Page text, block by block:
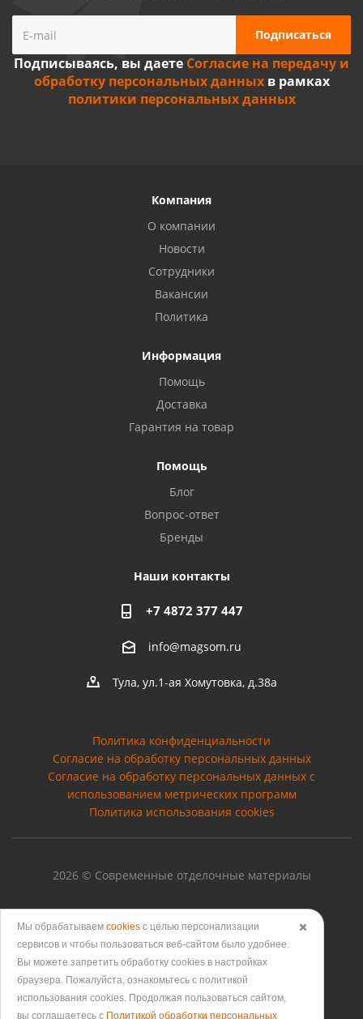
Подписываясь, вы даете Согласие на передачу и
обработку персональных данныхв рамках
политики персональных данных
Компания
О компании
Новости
Сотрудники
Вакансии
Политика
Информация
Помощь
Доставка
Гарантия на товар
Помощь
Блог
Вопрос-ответ
Бренды
Наши контакты
+7 4872 377 447
info@magsom.ru
Тула, ул.1-ая Хомутовка, д.38а
Политика конфиденциальности
Согласие на обработку персональных данных
Cогласие на обработку персональных данных с
использованием метрических программ
Политика использования cookies
2026 © Современные отделочные материалы
Версия для печати
✖️
Мы обрабатываем cookies с целью персонализации
сервисов и чтобы пользоваться веб-сайтом было удобнее.
Вы можете запретить обработку сookies в настройках
браузера. Пожалуйста, ознакомьтесь с политикой
использования cookies. Продолжая пользоваться сайтом,
вы соглашаетесь с Политикой обработки персональных